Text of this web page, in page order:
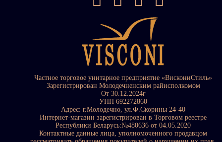
Частное торговое унитарное предприятие «ВискониСтиль»
Зарегистрирован Молодечненским райисполкомом
От 30.12.2024г
УНП 692272860
Адрес: г.Молодечно, ул.Ф.Скорины 24-40
Интернет-магазин зарегистрирован в Торговом реестре
Республики Беларусь:№480636 от 04.05.2020
Контактные данные лица, уполномоченного продавцом